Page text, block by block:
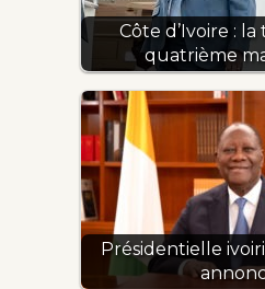
Côte d’Ivoire :
quatrième
Présidentielle